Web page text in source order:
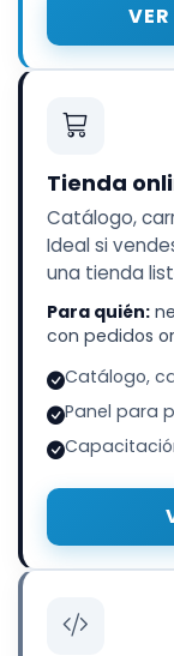
Tienda
Catálogo,
Ideal si
una tienda
Para quién:
con pedidos
Catálogo,
Panel para